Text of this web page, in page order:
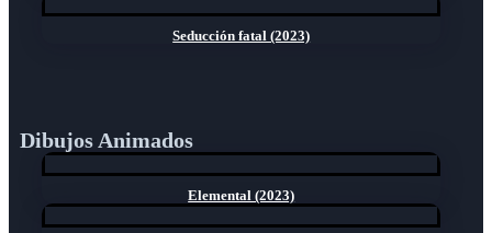
Seducción fatal (2023)
Dibujos Animados
Elemental (2023)